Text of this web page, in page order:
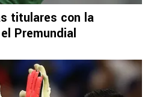
titulares con la
Premundial